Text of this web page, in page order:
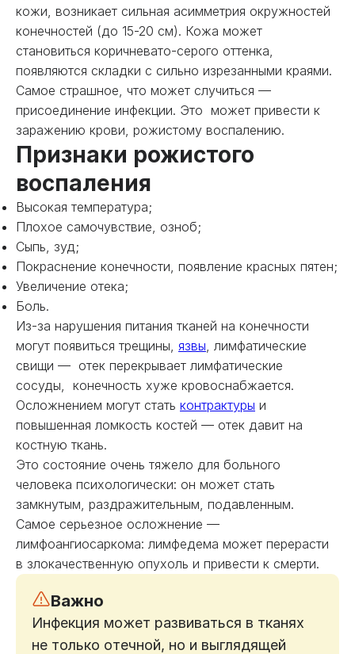
кожи, возникает сильная асимметрия окружностей
конечностей (до 15-20 см). Кожа может
становиться коричневато-серого оттенка,
появляются складки с сильно изрезанными краями.
Самое страшное, что может случиться —
присоединение инфекции. Это может привести к
заражению крови, рожистому воспалению.
Признаки рожистого
воспаления
Высокая температура;
Плохое самочувствие, озноб;
Сыпь, зуд;
Покраснение конечности, появление красных пятен;
Увеличение отека;
Боль.
Из-за нарушения питания тканей на конечности
могут появиться трещины, язвы, лимфатические
свищи — отек перекрывает лимфатические
сосуды, конечность хуже кровоснабжается.
Осложнением могут стать контрактуры и
повышенная ломкость костей — отек давит на
костную ткань.
Это состояние очень тяжело для больного
человека психологически: он может стать
замкнутым, раздражительным, подавленным.
Самое серьезное осложнение —
лимфоангиосаркома: лимфедема может перерасти
в злокачественную опухоль и привести к смерти.
Важно
Инфекция может развиваться в тканях
не только отечной, но и выглядящей